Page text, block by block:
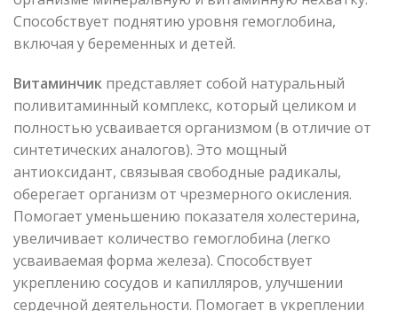
Способствует поднятию уровня гемоглобина,
включая у беременных и детей.
Витаминчик представляет собой натуральный
поливитаминный комплекс, который целиком и
полностью усваивается организмом (в отличие от
синтетических аналогов). Это мощный
антиоксидант, связывая свободные радикалы,
оберегает организм от чрезмерного окисления.
Помогает уменьшению показателя холестерина,
увеличивает количество гемоглобина (легко
усваиваемая форма железа). Способствует
укреплению сосудов и капилляров, улучшении
сердечной деятельности. Помогает в укреплении